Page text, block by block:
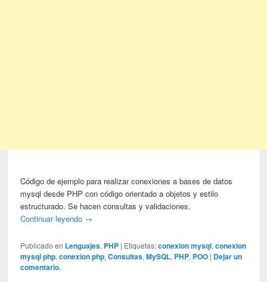
Código de ejemplo para realizar conexiones a bases de datos
mysql desde PHP con código orientado a objetos y estilo
estructurado. Se hacen consultas y validaciones.
Continuar leyendo →
Publicado en Lenguajes, PHP | Etiquetas: conexion mysql,conexion
mysql php,conexion php,Consultas,MySQL, PHP, POO | Dejar un
comentario.